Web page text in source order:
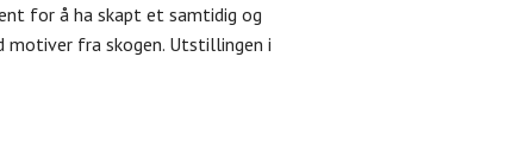
for å ha skapt et samtidig og
motiver fra skogen. Utstillingen i